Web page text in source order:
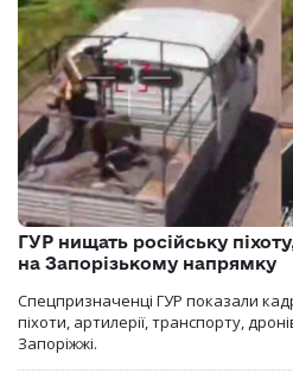
ГУР нищать російську
на Запорізькому напрямку
Спецпризначенці ГУР показали
піхоти, артилерії, транспорту,
Запоріжжі.